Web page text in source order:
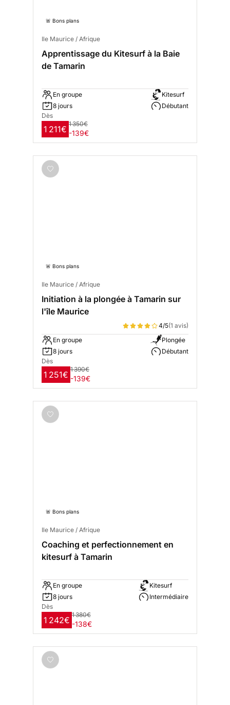
🚨 Bons plans
Ile Maurice / Afrique
Apprentissage du Kitesurf à la Baie
de Tamarin
En groupe
8 jours
Kitesurf
Débutant
Dès
1 211€
1 350€
-139€
🚨 Bons plans
Ile Maurice / Afrique
Initiation à la plongée à Tamarin sur
l'île Maurice
4/5(1 avis)
En groupe
8 jours
Plongée
Débutant
Dès
1 251€
1 390€
-139€
🚨 Bons plans
Ile Maurice / Afrique
Coaching et perfectionnement en
kitesurf à Tamarin
En groupe
8 jours
Kitesurf
Intermédiaire
Dès
1 242€
1 380€
-138€